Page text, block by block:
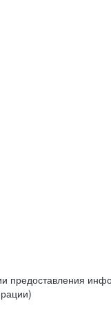
предоставления